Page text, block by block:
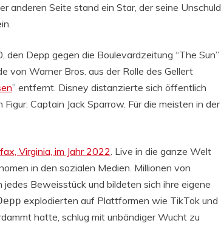
anderen Seite stand ein Star, der seine Unschuld
Depp gegen die Boulevardzeitung “The Sun”
von Warner Bros. aus der Rolle des Gellert
” entfernt. Disney distanzierte sich öffentlich
Captain Jack Sparrow. Für die meisten in der
Virginia, im Jahr 2022 . Live in die ganze Welt
in den sozialen Medien. Millionen von
Beweisstück und bildeten sich ihre eigene
explodierten auf Plattformen wie TikTok und
hatte, schlug mit unbändiger Wucht zu